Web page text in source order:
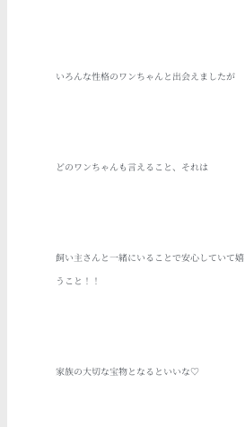
いろんな性格のワンちゃんと出会えましたが
どのワンちゃんも言えること、それは
飼い主さんと一緒にいることで安心していて
うこと！！
家族の大切な宝物となるといいな♡